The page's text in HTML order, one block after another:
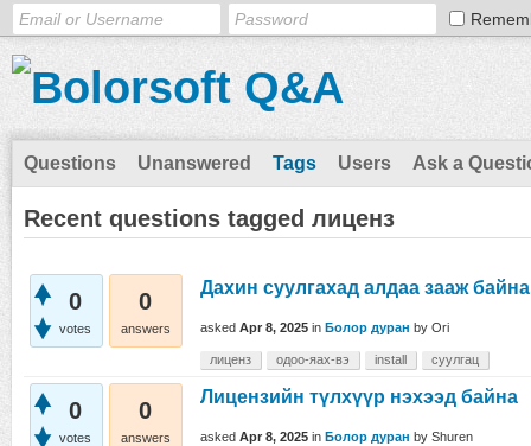
Questions Unanswered Tags Users Ask a
Recent questions tagged лиценз
0
votes
0
answers
Дахин суулгахад алдаа зааж байна
asked Apr 8, 2025 in Болор дуран by Ori
лиценз одоо-яах-вэ install суулгац
0
votes
0
answers
Лицензийн түлхүүр нэхээд байна
asked Apr 8, 2025 in Болор дуран by Shuren